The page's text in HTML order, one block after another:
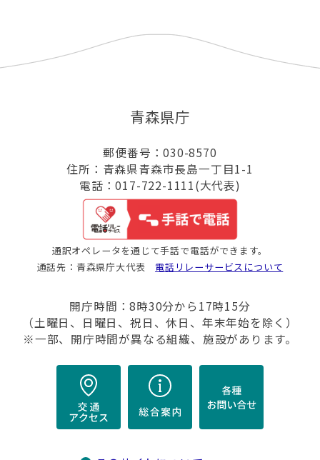
青森県庁
郵便番号：030-8570
住所：青森県青森市長島一丁目1-1
電話：017-722-1111(大代表)
通訳オペレータを通じて手話で電話ができます。
通話先：青森県庁大代表 電話リレーサービスについて
開庁時間：8時30分から17時15分
（土曜日、日曜日、祝日、休日、年末年始を除く）
※一部、開庁時間が異なる組織、施設があります。